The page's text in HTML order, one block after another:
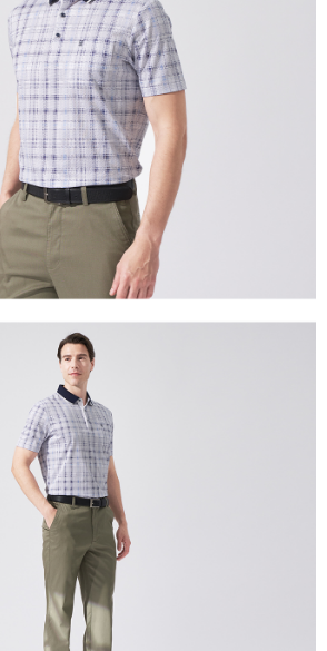
含以上)免運費
含以上)免運費
含以上)免運費
含以上)免運費